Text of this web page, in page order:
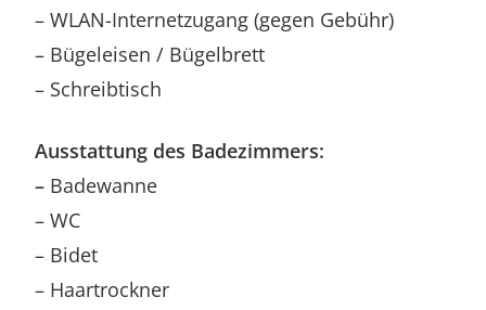
– WLAN-Internetzugang (gegen Gebühr)
– Bügeleisen / Bügelbrett
– Schreibtisch
Ausstattung des Badezimmers:
– Badewanne
– WC
– Bidet
– Haartrockner